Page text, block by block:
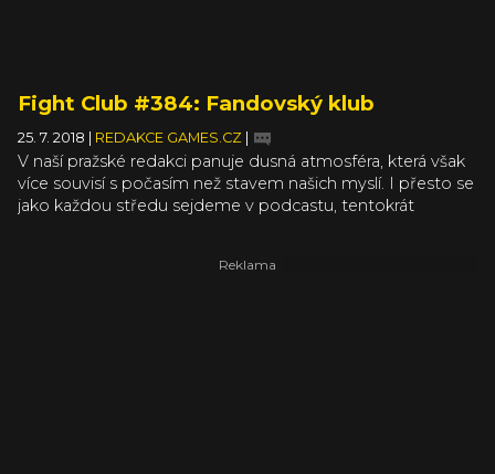
Fight Club #384: Fandovský klub
25. 7. 2018 REDAKCE GAMES.CZ
V naší pražské redakci panuje dusná atmosféra, která však
více souvisí s počasím než stavem našich myslí. I přesto se
jako každou středu sejdeme v podcastu, tentokrát